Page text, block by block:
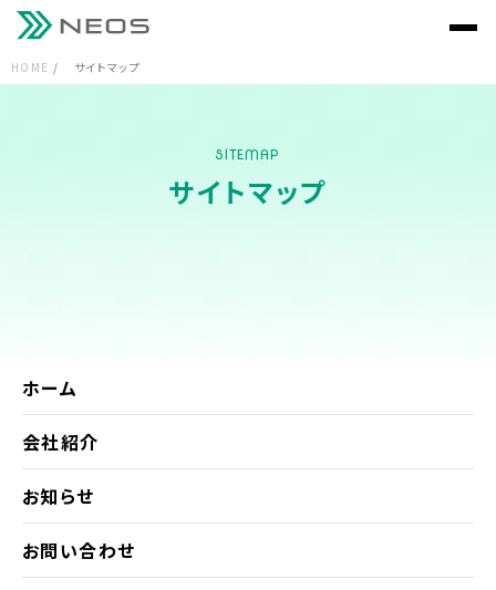
HOME サイトマップ
SITEMAP
サイトマップ
ホーム
会社紹介
お知らせ
お問い合わせ